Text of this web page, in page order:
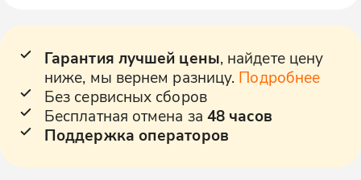
Гарантия лучшей цены, найдете цену
ниже, мы вернем разницу. Подробнее
Без сервисных сборов
Бесплатная отмена за 48 часов
Поддержка операторов